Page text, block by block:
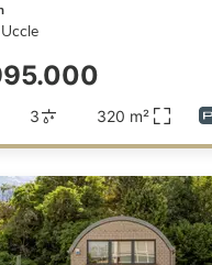
Uccle
3 320 m²